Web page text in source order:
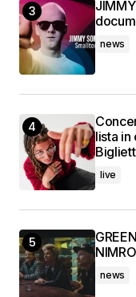
news
lista
live
news